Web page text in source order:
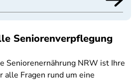
Seniorenverpflegung
Seniorenernährung NRW ist Ihre
alle Fragen rund um eine